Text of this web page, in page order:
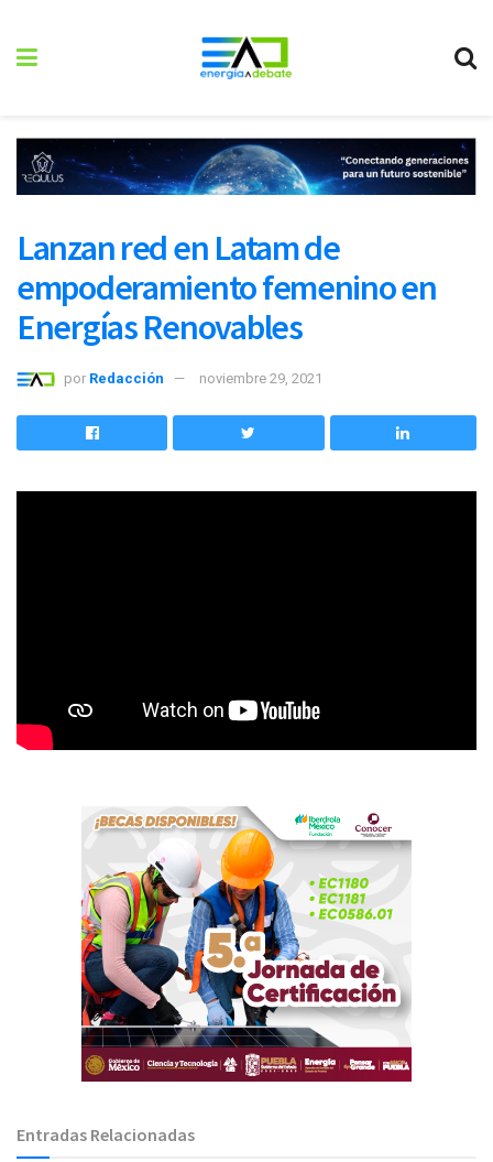
Lanzan red en Latam de
empoderamiento femenino en
Energías Renovables
por Redacción noviembre 29, 2021
Entradas Relacionadas